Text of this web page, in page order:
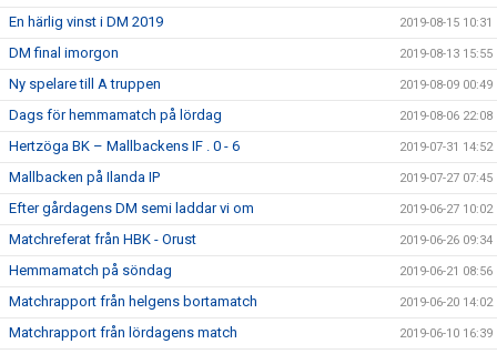
En härlig vinst i DM 2019 2019-08-15 10:31
DM final imorgon 2019-08-13 15:55
Ny spelare till A truppen 2019-08-09 00:49
Dags för hemmamatch på lördag 2019-08-06 22:08
Hertzöga BK – Mallbackens IF . 0 - 6 2019-07-31 14:52
Mallbacken på Ilanda IP 2019-07-27 07:45
Efter gårdagens DM semi laddar vi om 2019-06-27 10:02
Matchreferat från HBK - Orust 2019-06-26 09:34
Hemmamatch på söndag 2019-06-21 08:56
Matchrapport från helgens bortamatch 2019-06-20 14:02
Matchrapport från lördagens match 2019-06-10 16:39